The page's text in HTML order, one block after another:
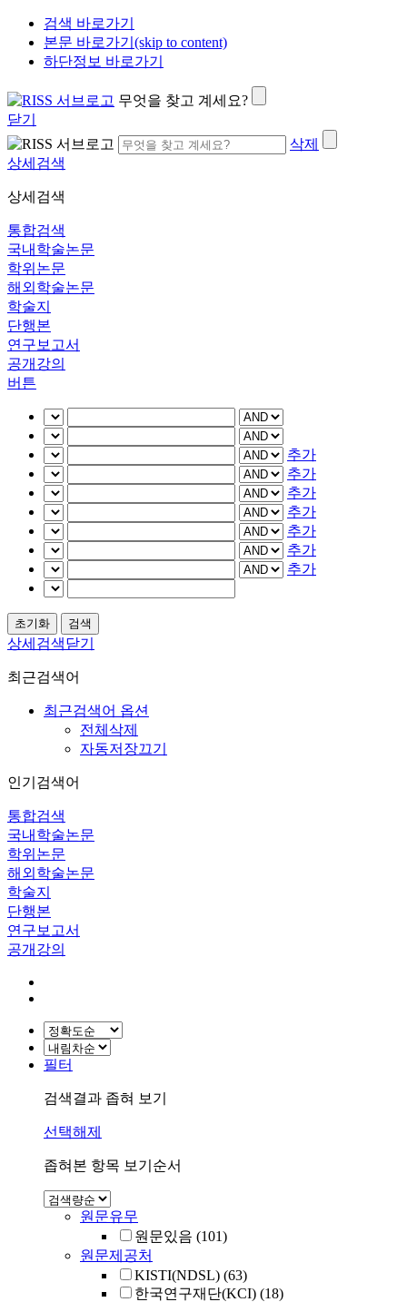
검색 바로가기
본문 바로가기(skip to content)
하단정보 바로가기
무엇을 찾고 계세요?
닫기
삭제
상세검색
상세검색
통합검색
국내학술논문
학위논문
해외학술논문
학술지
단행본
연구보고서
공개강의
버튼
추가
추가
추가
추가
추가
추가
추가
상세검색닫기
최근검색어
최근검색어 옵션
전체삭제
자동저장끄기
인기검색어
통합검색
국내학술논문
학위논문
해외학술논문
학술지
단행본
연구보고서
공개강의
필터
검색결과 좁혀 보기
선택해제
좁혀본 항목 보기순서
원문유무
원문있음 (101)
원문제공처
KISTI(NDSL) (63)
한국연구재단(KCI) (18)